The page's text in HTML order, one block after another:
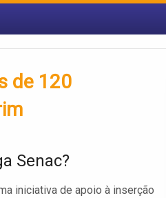
de 120
Senac?
iniciativa de apoio à inserção